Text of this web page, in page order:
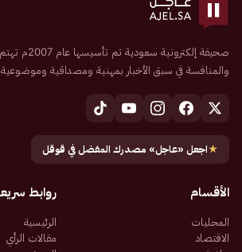
صحيفة
والمنافسة في سبق الأخبار بمهنية ومصداقية وموضوعية
★اجعل «عاجل» مصدرك المفضل في قوقل
الأقسام
المحليات
الاقتصاد
روابط
الرئيسية
مقالات الرأي